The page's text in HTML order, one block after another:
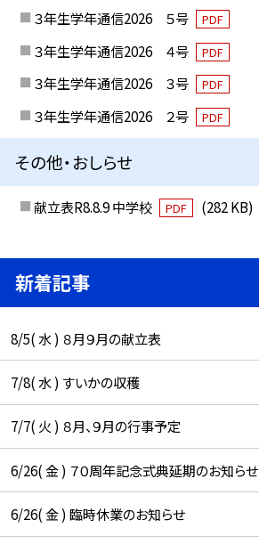
３年生学年通信2026 ５号
PDF
３年生学年通信2026 ４号 PDF
３年生学年通信2026 ３号 PDF
３年生学年通信2026 ２号 PDF
その他・おしらせ
献立表R8.8.9 中学校 PDF (282 KB)
新着記事
8/5( 水 ) ８月９月の献立表
7/8( 水 ) すいかの収穫
7/7( 火 ) ８月、９月の行事予定
6/26( 金 ) ７０周年記念式典延期のお知らせ
6/26( 金 ) 臨時休業のお知らせ